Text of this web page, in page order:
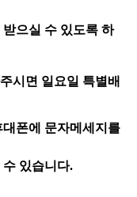
으실 수 있도록 하
시면 일요일 특별배
폰에 문자메세지를
수 있습니다.